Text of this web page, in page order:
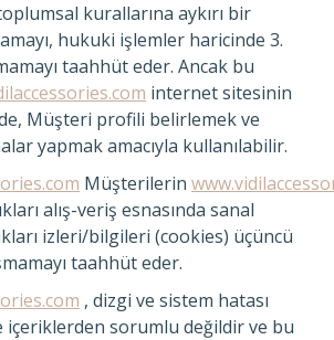
kurallarına aykırı bir
hukuki işlemler haricinde 3.
taahhüt eder. Ancak bu
internet sitesinin
Müşteri profili belirlemek ve
yapmak amacıyla kullanılabilir.
Müşterilerin
alış-veriş esnasında sanal
izleri/bilgileri (cookies) üçüncü
taahhüt eder.
, dizgi ve sistem hatası
içeriklerden sorumlu değildir ve bu